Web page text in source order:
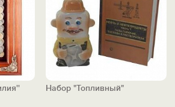
Набор "Топливный"